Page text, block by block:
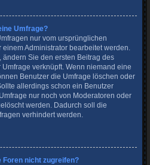
Umfrage?
nur vom ursprünglichen
Administrator bearbeitet werden.
Sie den ersten Beitrag des
verknüpft. Wenn niemand eine
Benutzer die Umfrage löschen oder
allerdings schon ein Benutzer
nur noch von Moderatoren oder
werden. Dadurch soll die
verhindert werden.
nicht zugreifen?